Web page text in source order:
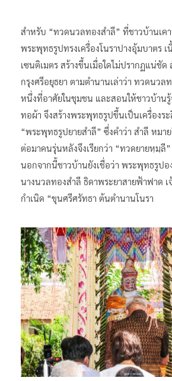
สำหรับ “ทวดนวลทองสำลี” ที่ชาวบ้านเค
พระพุทธรูปทรงเครื่องโนราปางอุ้มบาตร เ
เซนติเมตร สร้างขึ้นเมื่อใดไม่ปรากฏแน่ชั
กรุงศรีอยุธยา ตามตำนานเล่าว่า ทวดนว
หนึ่งที่อาศัยในชุมชน และสอนให้ชาวบ้าน
ทอผ้า จึงสร้างพระพุทธรูปขึ้นเป็นเครื่องร
“พระพุทธรูปยายสำลี” ซึ่งคำว่า สำลี หมา
ต่อมาคนรุ่นหลังจึงเรียกว่า “ทวดยายหฺมฺลี
นอกจากนี้ชาวบ้านยังเชื่อว่า พระพุทธรูป
นางนวลทองสำลี ธิดาพระยาสายฟ้าฟาด เ
กำเนิด “ขุนศรีศรัทธา ต้นตำนานโนรา